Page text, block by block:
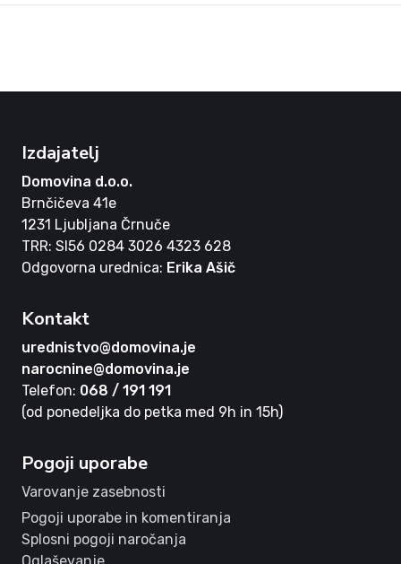
Izdajatelj
Domovina d.o.o.
Brnčičeva 41e
1231 Ljubljana Črnuče
TRR: SI56 0284 3026 4323 628
Odgovorna urednica: Erika Ašič
Kontakt
urednistvo@domovina.je
narocnine@domovina.je
Telefon: 068 / 191 191
(od ponedeljka do petka med 9h in 15h)
Pogoji uporabe
Varovanje zasebnosti
Pogoji uporabe in komentiranja
Splosni pogoji naročanja